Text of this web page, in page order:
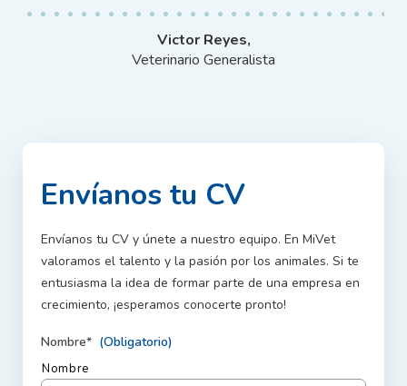
Victor Reyes,
Veterinario Generalista
Envíanos tu CV
Envíanos tu CV y únete a nuestro equipo. En MiVet
valoramos el talento y la pasión por los animales. Si te
entusiasma la idea de formar parte de una empresa en
crecimiento, ¡esperamos conocerte pronto!
Nombre* (Obligatorio)
Nombre